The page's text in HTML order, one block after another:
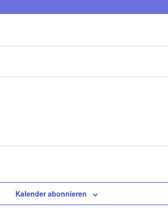
Kalender abonnieren